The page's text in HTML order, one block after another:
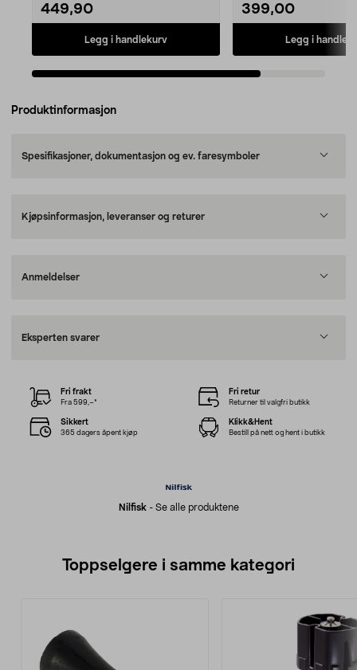
449,90
Legg i handlekurv
399,00
Legg i
Produktinformasjon
Spesifikasjoner, dokumentasjon og ev. faresymboler
Kjøpsinformasjon, leveranser og returer
Anmeldelser
Eksperten svarer
Nilfisk- Se alle produktene
Fri frakt
Fra 599,–*
Fri retur
Returner til valgfri butikk
Sikkert
365 dagers åpent kjøp
Klikk&Hent
Bestill på nett og hent i butikk
Toppselgere i samme kategori